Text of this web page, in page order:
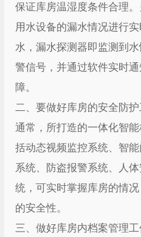
保证库房温湿度条件合理
用水设备的漏水情况进行
水，漏水探测器即监测到
警信号，并通过软件实时
障。
二、要做好库房的安全防
通常，所打造的一体化智
括动态视频监控系统、智
系统、防盗报警系统、人
统，可实时掌握库房的情
的安全性。
三、做好库房内档案管理